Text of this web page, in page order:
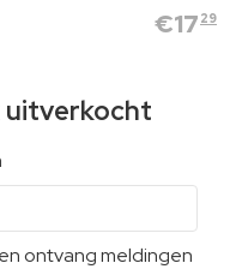
€17 29
uitverkocht
ontvang meldingen